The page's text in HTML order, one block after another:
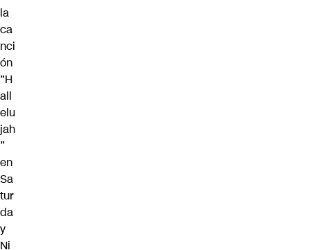
la
ca
nci
ón
“H
all
elu
jah
”
en
Sa
tur
da
y
Ni